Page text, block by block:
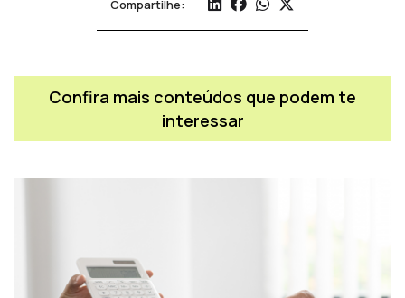
Compartilhe:
Confira mais conteúdos que podem te
interessar